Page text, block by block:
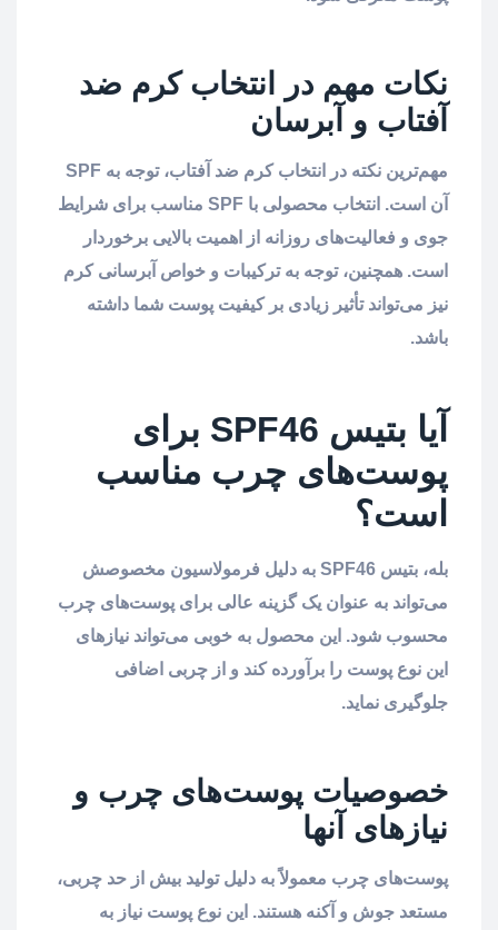
نکات مهم در انتخاب کرم ضد
آفتاب و آبرسان
مهم‌ترین نکته در انتخاب کرم ضد آفتاب، توجه به SPF
آن است. انتخاب محصولی با SPF مناسب برای شرایط
جوی و فعالیت‌های روزانه از اهمیت بالایی برخوردار
است. همچنین، توجه به ترکیبات و خواص آبرسانی کرم
نیز می‌تواند تأثیر زیادی بر کیفیت پوست شما داشته
باشد.
آیا بتیس SPF46 برای
پوست‌های چرب مناسب
است؟
بله، بتیس SPF46 به دلیل فرمولاسیون مخصوصش
می‌تواند به عنوان یک گزینه عالی برای پوست‌های چرب
محسوب شود. این محصول به خوبی می‌تواند نیازهای
این نوع پوست را برآورده کند و از چربی اضافی
جلوگیری نماید.
خصوصیات پوست‌های چرب و
نیازهای آنها
پوست‌های چرب معمولاً به دلیل تولید بیش از حد چربی،
مستعد جوش و آکنه هستند. این نوع پوست نیاز به